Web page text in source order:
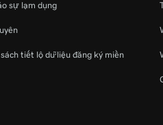
sự lạm dụng
tiết lộ dữ liệu đăng ký miền